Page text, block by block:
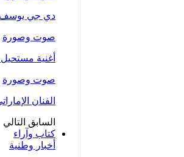
دي جي يوسف
صوت وصورة
أغنية
صوت وصورة
الفنان
السابق التالي
كتاب وآراء
أخبار وطنية